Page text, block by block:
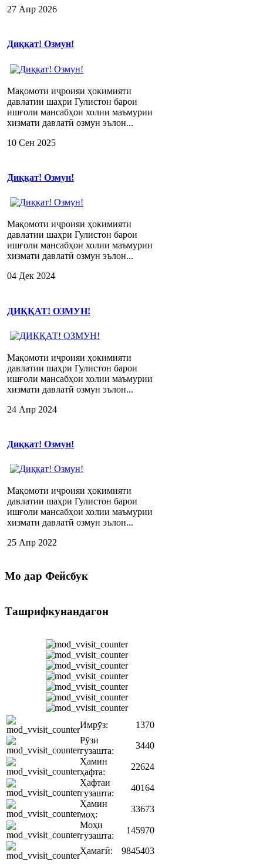
27 Апр 2026
Диққат! Озмун!
Мақомоти иҷроияи ҳокимияти
давлатии шаҳри Гулистон барои
ишғоли мансабҳои холии маъмурии
хизмати давлатӣ озмун эълон...
10 Сен 2025
Диққат! Озмун!
Мақомоти иҷроияи ҳокимияти
давлатии шаҳри Гулистон барои
ишғоли мансабҳои холии маъмурии
хизмати давлатӣ озмун эълон...
04 Дек 2024
ДИҚҚАТ! ОЗМУН!
Мақомоти иҷроияи ҳокимияти
давлатии шаҳри Гулистон барои
ишғоли мансабҳои холии маъмурии
хизмати давлатӣ озмун эълон...
24 Апр 2024
Диққат! Озмун!
Мақомоти иҷроияи ҳокимияти
давлатии шаҳри Гулистон барои
ишғоли мансабҳои холии маъмурии
хизмати давлатӣ озмун эълон...
25 Апр 2022
Мо дар Фейсбук
Ташрифкунандагон
Имрӯз:
1370
Рӯзи
гузашта:
3440
Ҳамин
ҳафта:
22624
Ҳафтаи
гузашта:
40164
Ҳамин
моҳ:
33673
Моҳи
гузашта:
145970
Ҳамагӣ: 9845403